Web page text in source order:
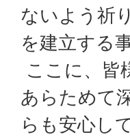
ないよう祈
を建立する
ここに、皆
あらためて
らも安心し